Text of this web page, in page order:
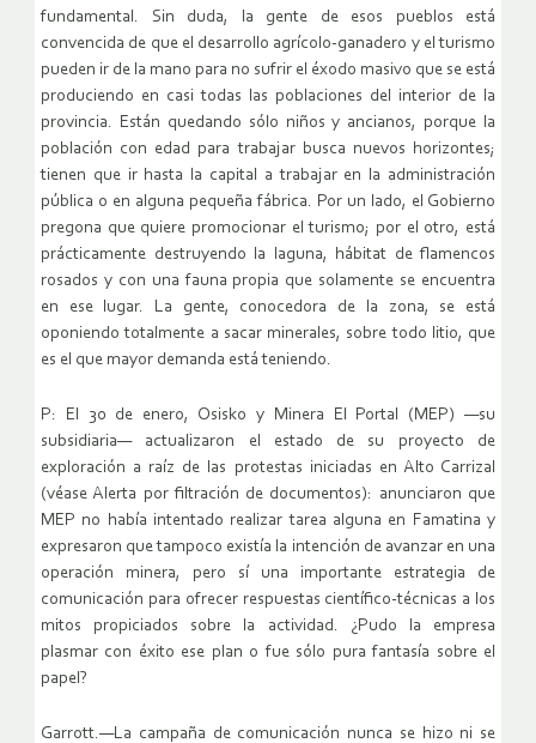
fundamental. Sin duda, la gente de esos pueblos está
convencida de que el desarrollo agrícolo-ganadero y el turismo
pueden ir de la mano para no sufrir el éxodo masivo que se está
produciendo en casi todas las poblaciones del interior de la
provincia. Están quedando sólo niños y ancianos, porque la
población con edad para trabajar busca nuevos horizontes;
tienen que ir hasta la capital a trabajar en la administración
pública o en alguna pequeña fábrica. Por un lado, el Gobierno
pregona que quiere promocionar el turismo; por el otro, está
prácticamente destruyendo la laguna, hábitat de flamencos
rosados y con una fauna propia que solamente se encuentra
en ese lugar. La gente, conocedora de la zona, se está
oponiendo totalmente a sacar minerales, sobre todo litio, que
es el que mayor demanda está teniendo.
P: El 30 de enero, Osisko y Minera El Portal (MEP) —su
subsidiaria— actualizaron el estado de su proyecto de
exploración a raíz de las protestas iniciadas en Alto Carrizal
(véase Alerta por filtración de documentos): anunciaron que
MEP no había intentado realizar tarea alguna en Famatina y
expresaron que tampoco existía la intención de avanzar en una
operación minera, pero sí una importante estrategia de
comunicación para ofrecer respuestas científico-técnicas a los
mitos propiciados sobre la actividad. ¿Pudo la empresa
plasmar con éxito ese plan o fue sólo pura fantasía sobre el
papel?
Garrott.—La campaña de comunicación nunca se hizo ni se